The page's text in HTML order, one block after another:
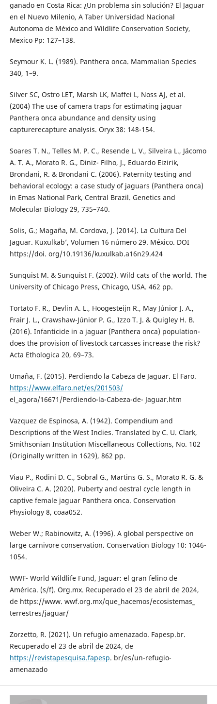
ganado en Costa Rica: ¿Un problema sin solución? El Jaguar
en el Nuevo Milenio, A Taber Universidad Nacional
Autonoma de México and Wildlife Conservation Society,
Mexico Pp: 127–138.
Seymour K. L. (1989). Panthera onca. Mammalian Species
340, 1–9.
Silver SC, Ostro LET, Marsh LK, Maffei L, Noss AJ, et al.
(2004) The use of camera traps for estimating jaguar
Panthera onca abundance and density using
capturerecapture analysis. Oryx 38: 148-154.
Soares T. N., Telles M. P. C., Resende L. V., Silveira L., Jácomo
A. T. A., Morato R. G., Diniz- Filho, J., Eduardo Eizirik,
Brondani, R. & Brondani C. (2006). Paternity testing and
behavioral ecology: a case study of jaguars (Panthera onca)
in Emas National Park, Central Brazil. Genetics and
Molecular Biology 29, 735–740.
Solis, G.; Magaña, M. Cordova, J. (2014). La Cultura Del
Jaguar. Kuxulkab’, Volumen 16 número 29. México. DOI
https://doi. org/10.19136/kuxulkab.a16n29.424
Sunquist M. & Sunquist F. (2002). Wild cats of the world. The
University of Chicago Press, Chicago, USA. 462 pp.
Tortato F. R., Devlin A. L., Hoogesteijn R., May Júnior J. A.,
Frair J. L., Crawshaw-Júnior P. G., Izzo T. J. & Quigley H. B.
(2016). Infanticide in a jaguar (Panthera onca) population-
does the provision of livestock carcasses increase the risk?
Acta Ethologica 20, 69–73.
Umaña, F. (2015). Perdiendo la Cabeza de Jaguar. El Faro.
https://www.elfaro.net/es/201503/
el_agora/16671/Perdiendo-la-Cabeza-de- Jaguar.htm
Vazquez de Espinosa, A. (1942). Compendium and
Descriptions of the West Indies. Translated by C. U. Clark,
Smithsonian Institution Miscellaneous Collections, No. 102
(Originally written in 1629), 862 pp.
Viau P., Rodini D. C., Sobral G., Martins G. S., Morato R. G. &
Oliveira C. A. (2020). Puberty and oestral cycle length in
captive female jaguar Panthera onca. Conservation
Physiology 8, coaa052.
Weber W.; Rabinowitz, A. (1996). A global perspective on
large carnivore conservation. Conservation Biology 10: 1046-
1054.
WWF- World Wildlife Fund, Jaguar: el gran felino de
América. (s/f). Org.mx. Recuperado el 23 de abril de 2024,
de https://www. wwf.org.mx/que_hacemos/ecosistemas_
terrestres/jaguar/
Zorzetto, R. (2021). Un refugio amenazado. Fapesp.br.
Recuperado el 23 de abril de 2024, de
https://revistapesquisa.fapesp. br/es/un-refugio-
amenazado